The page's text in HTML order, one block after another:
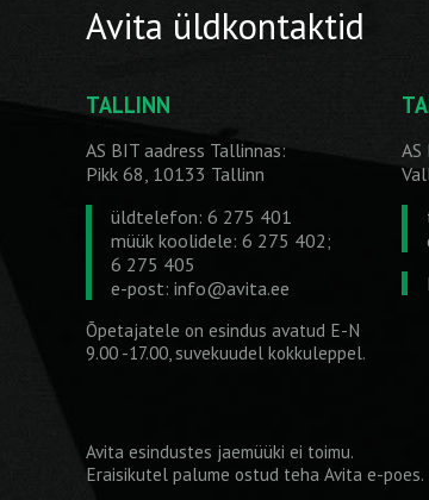
Avita üldkontaktid
TALLINN
AS BIT aadress Tallinnas:
Pikk 68, 10133 Tallinn
üldtelefon: 6 275 401
müük koolidele: 6 275 402;
6 275 405
e-post: info@avita.ee
Õpetajatele on esindus avatud E-N
9.00 -17.00, suvekuudel kokkuleppel.
AS
Avita esindustes jaemüüki ei toimu.
Eraisikutel palume ostud teha Avita e-poes.